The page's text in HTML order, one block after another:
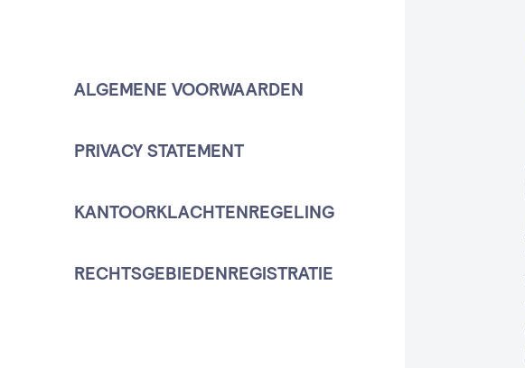
ALGEMENE VOORWAARDEN
PRIVACY STATEMENT
KANTOORKLACHTENREGELING
RECHTSGEBIEDENREGISTRATIE